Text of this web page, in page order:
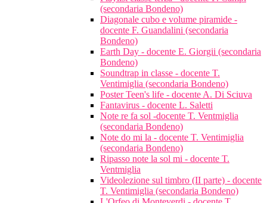
(secondaria Bondeno)
Diagonale cubo e volume piramide -
docente F. Guandalini (secondaria
Bondeno)
Earth Day - docente E. Giorgii (secondaria
Bondeno)
Soundtrap in classe - docente T.
Ventimiglia (secondaria Bondeno)
Poster Teen's life - docente A. Di Sciuva
Fantavirus - docente L. Saletti
Note re fa sol -docente T. Ventmiglia
(secondaria Bondeno)
Note do mi la - docente T. Ventimiglia
(secondaria Bondeno)
Ripasso note la sol mi - docente T.
Ventmiglia
Videolezione sul timbro (II parte) - docente
T. Ventimiglia (secondaria Bondeno)